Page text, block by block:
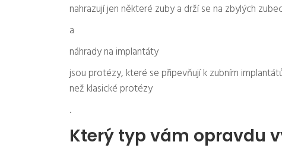
nahrazují jen některé zuby a drží se na zbylých
a
náhrady na implantáty
jsou protézy, které se připevňují k zubním
než klasické protézy
.
Který typ vám opravdu